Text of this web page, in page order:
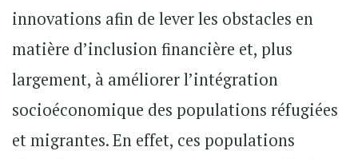
innovations afin de lever les obstacles en
matière d’inclusion financière et, plus
largement, à améliorer l’intégration
socioéconomique des populations réfugiées
et migrantes. En effet, ces populations